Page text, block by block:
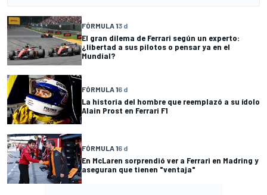
FÓRMULA 13 d
El gran dilema de Ferrari según un experto:
¿libertad a sus pilotos o pensar ya en el
Mundial?
FÓRMULA 16 d
La historia del hombre que reemplazó a su ídolo
Alain Prost en Ferrari F1
FÓRMULA 16 d
En McLaren sorprendió ver a Ferrari en Madring y
aseguran que tienen "ventaja"